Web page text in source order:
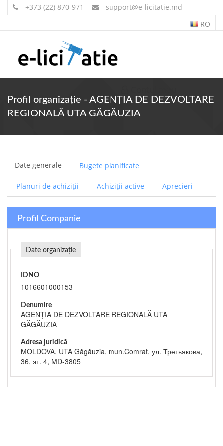
+373 (22) 870-971 support@e-licitatie.md
RO
Profil organizație - AGENȚIA DE DEZVOLTARE
REGIONALĂ UTA GĂGĂUZIA
Date generale Bugete planificate
Planuri de achiziții Achiziții active Aprecieri
Profil Companie
Date organizație
IDNO
1016601000153
Denumire
AGENȚIA DE DEZVOLTARE REGIONALĂ UTA
GĂGĂUZIA
Adresa juridică
MOLDOVA, UTA Găgăuzia, mun.Comrat, ул. Третьякова,
36, эт. 4, MD-3805